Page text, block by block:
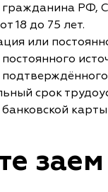
гражданина РФ,
18 до 75 лет.
или
срок